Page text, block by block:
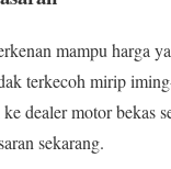
mampu harga
terkecoh mirip
dealer motor bekas
sekarang.